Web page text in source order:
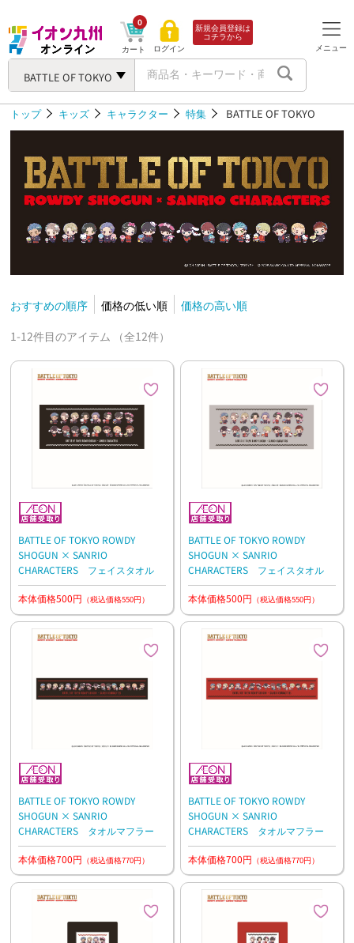
BATTLE OF TOKYO
カート
0
ログイン
新規会員登録は
コチラから
メニュー
トップ キッズ キャラクター 特集 BATTLE OF TOKYO
おすすめの順序 価格の低い順
価格の高い順
1-12件目のアイテム （全12件）
BATTLE OF TOKYO ROWDY
SHOGUN × SANRIO
CHARACTERS フェイスタオル
本体価格500円 （税込価格550円）
BATTLE OF TOKYO ROWDY
SHOGUN × SANRIO
CHARACTERS フェイスタオル
本体価格500円 （税込価格550円）
BATTLE OF TOKYO ROWDY
SHOGUN × SANRIO
CHARACTERS タオルマフラー
本体価格700円 （税込価格770円）
BATTLE OF TOKYO ROWDY
SHOGUN × SANRIO
CHARACTERS タオルマフラー
本体価格700円 （税込価格770円）